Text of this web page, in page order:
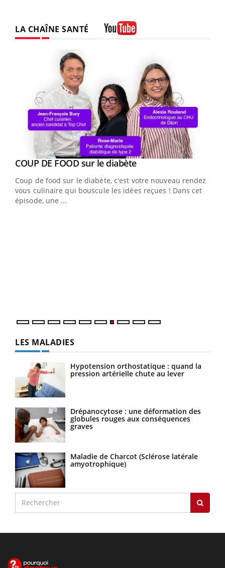
LA CHAÎNE SANTÉ
Youtube
COUP DE FOOD sur le diabèteYoutube
Coup de food sur le diabète, c'est votre nouveau rendez-
vous culinaire qui bouscule les idées reçues ! Dans cet
épisode, une ...
LES MALADIES
Hypotension orthostatique : quand la
pression artérielle chute au lever
Drépanocytose : une déformation des
globules rouges aux conséquences
graves
Maladie de Charcot (Sclérose latérale
amyotrophique)